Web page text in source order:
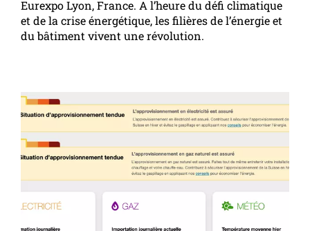
Eurexpo Lyon, France. A l’heure du défi climatique
et de la crise énergétique, les filières de l’énergie et
du bâtiment vivent une révolution.